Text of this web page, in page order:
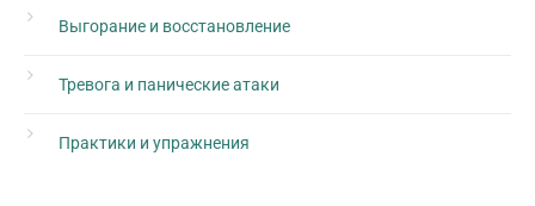
Выгорание и восстановление
Тревога и панические атаки
Практики и упражнения